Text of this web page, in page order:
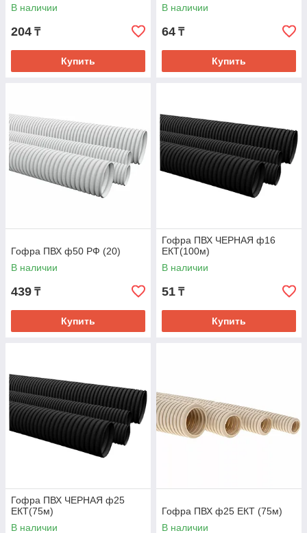
В наличии
204 ₸
Купить
В наличии
64 ₸
Купить
Гофра ПВХ ф50 РФ (20)
В наличии
439 ₸
Купить
Гофра ПВХ ЧЕРНАЯ ф16
ЕКТ(100м)
В наличии
51 ₸
Купить
Гофра ПВХ ЧЕРНАЯ ф25
ЕКТ(75м)
В наличии
Гофра ПВХ ф25 ЕКТ (75м)
В наличии